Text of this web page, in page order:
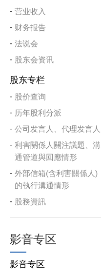
营业收入
财务报告
法说会
股东会资讯
股东专栏
股价查询
历年股利分派
公司发言人、代理发言人
利害關係人關注議題、溝
通管道與回應情形
外部信箱(含利害關係人)
的執行溝通情形
股務資訊
影音专区
影音专区